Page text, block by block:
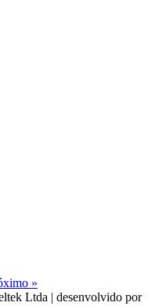
»
Ltda | desenvolvido por